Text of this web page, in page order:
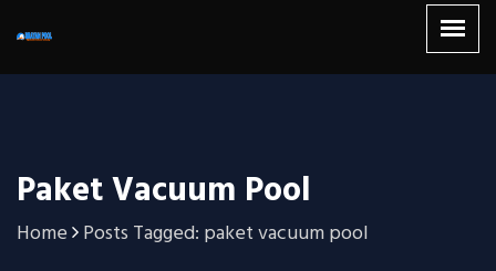
Paket Vacuum Pool
Home Posts Tagged: paket vacuum pool